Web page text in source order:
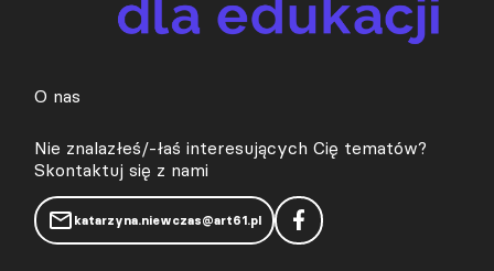
O nas
Nie znalazłeś/-łaś interesujących Cię tematów?
Skontaktuj się z nami
katarzyna.niewczas@art61.pl